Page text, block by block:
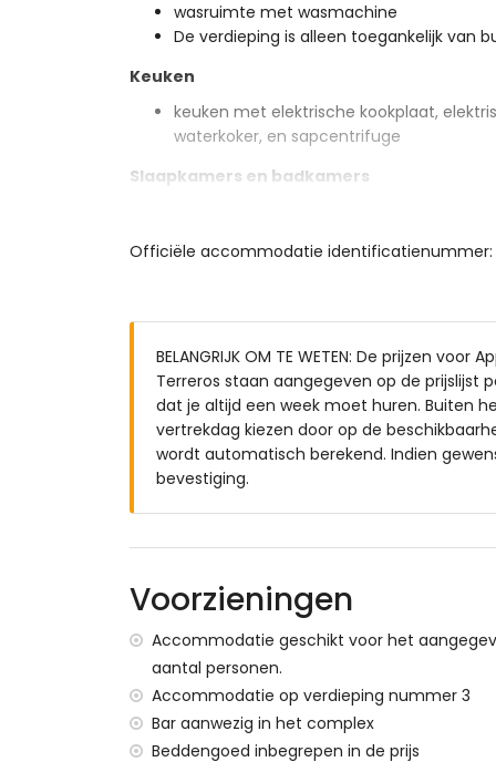
wasruimte met wasmachine
De verdieping is alleen toegankelijk van
Keuken
keuken met elektrische kookplaat,
waterkoker, en sapcentrifuge
Slaapkamers en badkamers
slaapkamer met airconditioning en 2
badkamer met dubbele wastafel, bad,
Buitenkant van het appartement
gemeenschappelijk zwembad
gemeenschappelijke tuin met gazon
terras
buiten zitgedeelte en buiten eetgedeelte
2 privé overdekte parkeerplaatsen en
dichtstbijzijnde strand: Playa la
dichtstbijzijnde haven: Águilas (binnen
dichtstbijzijnde luchthaven: Murcia/
tweede dichtstbijzijnde luchthaven:
nabij openbaar vervoer: trein binnen 4
roken is niet toegestaan
huisdieren zijn niet toegestaan
Het gebouw waar de accommodatie
Officiële accommodatie identificatienummer:
BELANGRIJK OM TE WETEN: De prijzen
Terreros staan aangegeven op de prijslijst
dat je altijd een week moet huren. Buiten
vertrekdag kiezen door op de
wordt automatisch berekend. Indien
bevestiging.
Voorzieningen
Accommodatie geschikt voor het
aantal personen.
Accommodatie op verdieping nummer 3
Bar aanwezig in het complex
Beddengoed inbegrepen in de prijs